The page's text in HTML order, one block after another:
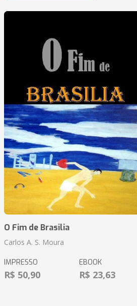
O Fim de Brasilia
Carlos A. S. Moura
IMPRESSO
R$ 50,90
EBOOK
R$ 23,63